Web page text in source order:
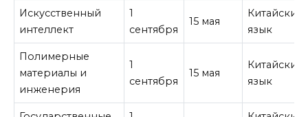
Искусственный
интеллект
1
сентября
15 мая
Китайский
язык
Полимерные
материалы и
инженерия
1
сентября
15 мая
Китайский
язык